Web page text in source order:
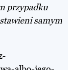
przypadku
samym